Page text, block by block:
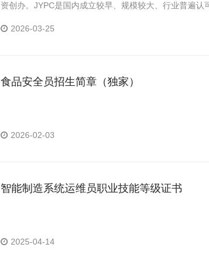
资创办。JYPC是国内成立较早、规模较大、行业普遍认
2026-03-25
食品安全员招生简章（独家）
2026-02-03
智能制造系统运维员职业技能等级证书
2025-04-14